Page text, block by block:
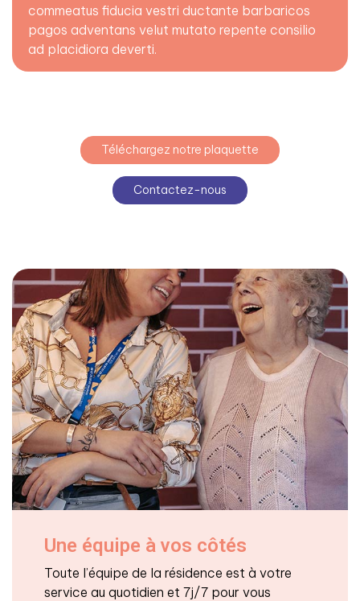
commeatus fiducia vestri ductante barbaricos
pagos adventans velut mutato repente consilio
ad placidiora deverti.
Téléchargez notre plaquette
Contactez-nous
Une équipe à vos côtés
Toute l’équipe de la résidence est à votre
service au quotidien et 7j/7 pour vous